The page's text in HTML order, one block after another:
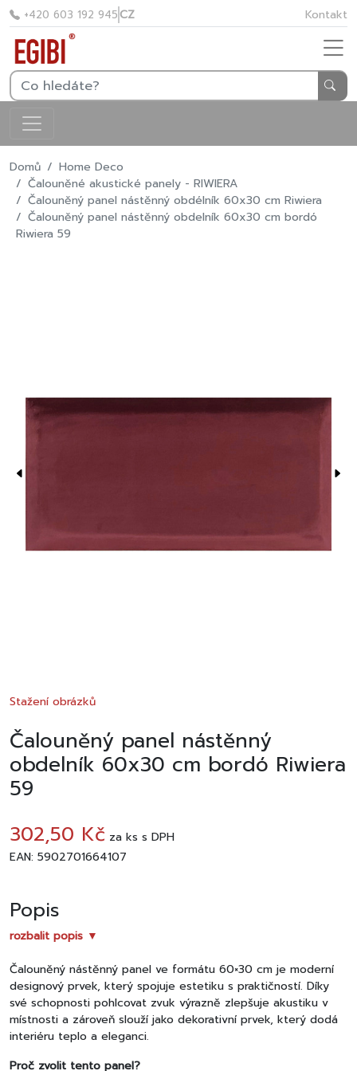
+420 603 192 945CZ Kontakt
Domů
Home Deco
Čalouněné akustické panely - RIWIERA
Čalouněný panel nástěnný obdélník 60x30 cm Riwiera
Čalouněný panel nástěnný obdelník 60x30 cm bordó
Riwiera 59
Stažení obrázků
Čalouněný panel nástěnný
obdelník 60x30 cm bordó Riwiera
59
302,50 Kč za ks s DPH
EAN: 5902701664107
Popis
rozbalit popis ▼
Čalouněný nástěnný panel ve formátu 60×30 cm je moderní
designový prvek, který spojuje estetiku s praktičností. Díky
své schopnosti pohlcovat zvuk výrazně zlepšuje akustiku v
místnosti a zároveň slouží jako dekorativní prvek, který dodá
interiéru teplo a eleganci.
Proč zvolit tento panel?